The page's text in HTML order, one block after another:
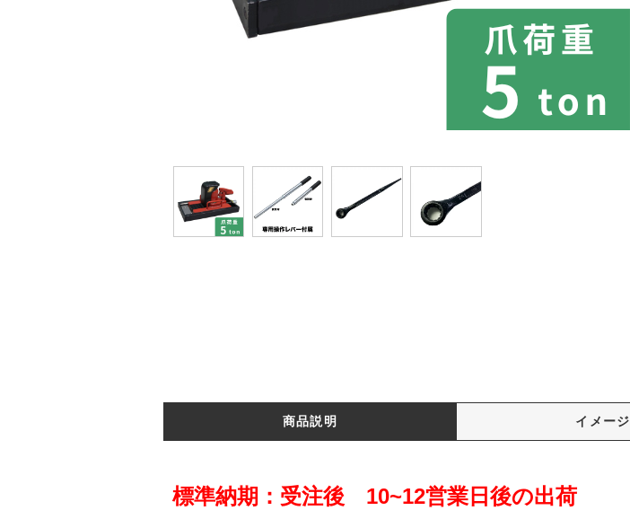
商品説明 イメージ
標準納期：受注後 10~12営業日後の出荷